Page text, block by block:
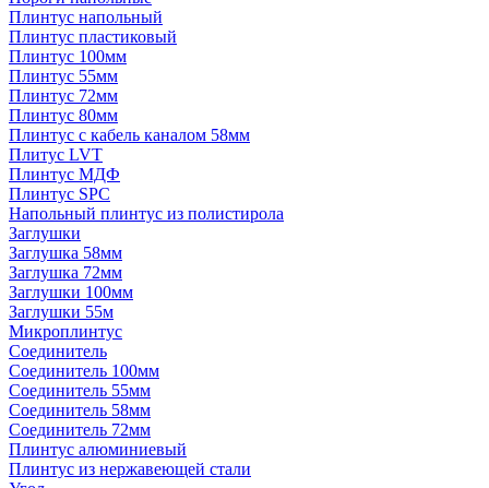
Плинтус напольный
Плинтус пластиковый
Плинтус 100мм
Плинтус 55мм
Плинтус 72мм
Плинтус 80мм
Плинтус с кабель каналом 58мм
Плитус LVT
Плинтус МДФ
Плинтус SPC
Напольный плинтус из полистирола
Заглушки
Заглушка 58мм
Заглушка 72мм
Заглушки 100мм
Заглушки 55м
Микроплинтус
Соединитель
Соединитель 100мм
Соединитель 55мм
Соединитель 58мм
Соединитель 72мм
Плинтус алюминиевый
Плинтус из нержавеющей стали